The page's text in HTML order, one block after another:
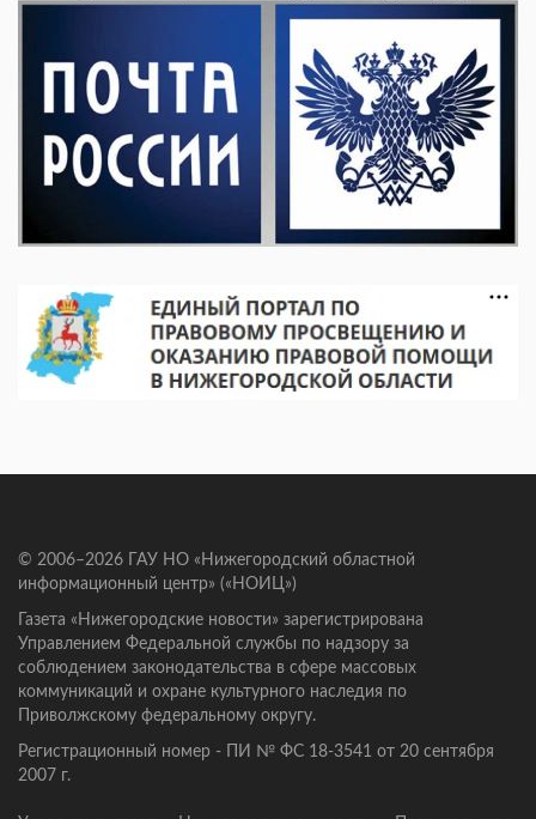
© 2006–2026 ГАУ НО «Нижегородский областной
информационный центр» («НОИЦ»)
Газета «Нижегородские новости» зарегистрирована
Управлением Федеральной службы по надзору за
соблюдением законодательства в сфере массовых
коммуникаций и охране культурного наследия по
Приволжскому федеральному округу.
Регистрационный номер - ПИ № ФС 18-3541 от 20 сентября
2007 г.